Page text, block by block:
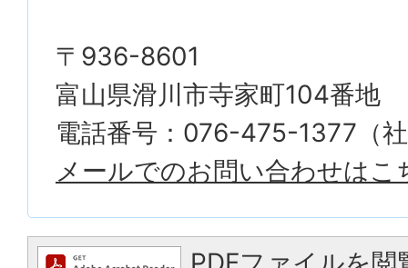
〒936-8601
富山県滑川市寺家町104番地
電話番号：076-475-1377（
メールでのお問い合わせはこ